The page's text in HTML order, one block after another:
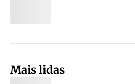
Mais lidas